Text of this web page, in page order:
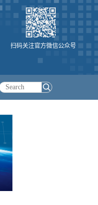
扫码关注官方微信公众号